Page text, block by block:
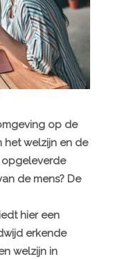
op de
het welzijn en de
opgeleverde
de mens? De
hier een
erkende
welzijn in